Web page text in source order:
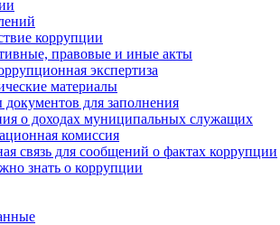
коррупции
правовые и иные акты
экспертиза
материалы
для заполнения
о доходах муниципальных служащих
комиссия
связь для сообщений о фактах коррупции
знать о коррупции